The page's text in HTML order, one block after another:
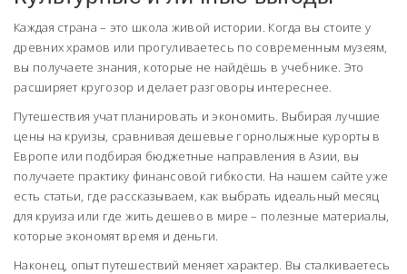
Каждая страна – это школа живой истории. Когда вы стоите у
древних храмов или прогуливаетесь по современным музеям,
вы получаете знания, которые не найдёшь в учебнике. Это
расширяет кругозор и делает разговоры интереснее.
Путешествия учат планировать и экономить. Выбирая лучшие
цены на круизы, сравнивая дешевые горнолыжные курорты в
Европе или подбирая бюджетные направления в Азии, вы
получаете практику финансовой гибкости. На нашем сайте уже
есть статьи, где рассказываем, как выбрать идеальный месяц
для круиза или где жить дешево в мире – полезные материалы,
которые экономят время и деньги.
Наконец, опыт путешествий меняет характер. Вы сталкиваетесь